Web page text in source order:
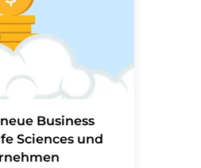
Business
Sciences und